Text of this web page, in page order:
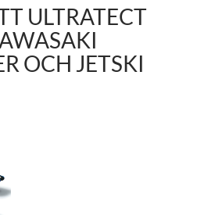
ULTRATECT
OCH JETSKI